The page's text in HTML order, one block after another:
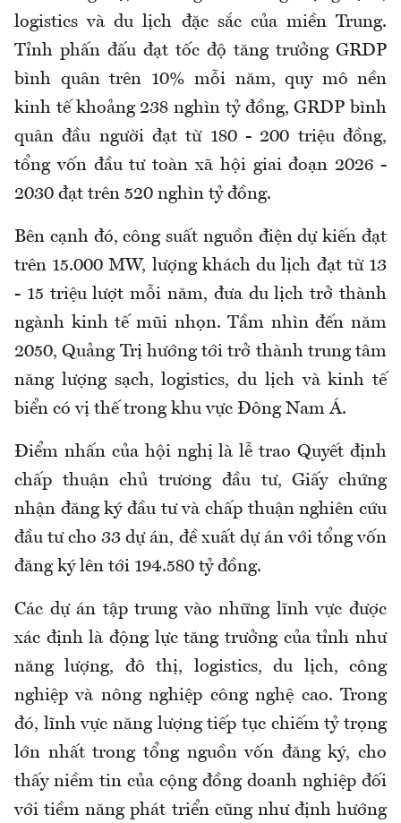
logistics và du lịch đặc sắc của miền Trung.
Tỉnh phấn đấu đạt tốc độ tăng trưởng GRDP
bình quân trên 10% mỗi năm, quy mô nền
kinh tế khoảng 238 nghìn tỷ đồng, GRDP bình
quân đầu người đạt từ 180 - 200 triệu đồng,
tổng vốn đầu tư toàn xã hội giai đoạn 2026 -
2030 đạt trên 520 nghìn tỷ đồng.
Bên cạnh đó, công suất nguồn điện dự kiến đạt
trên 15.000 MW, lượng khách du lịch đạt từ 13
- 15 triệu lượt mỗi năm, đưa du lịch trở thành
ngành kinh tế mũi nhọn. Tầm nhìn đến năm
2050, Quảng Trị hướng tới trở thành trung tâm
năng lượng sạch, logistics, du lịch và kinh tế
biển có vị thế trong khu vực Đông Nam Á.
Điểm nhấn của hội nghị là lễ trao Quyết định
chấp thuận chủ trương đầu tư, Giấy chứng
nhận đăng ký đầu tư và chấp thuận nghiên cứu
đầu tư cho 33 dự án, đề xuất dự án với tổng vốn
đăng ký lên tới 194.580 tỷ đồng.
Các dự án tập trung vào những lĩnh vực được
xác định là động lực tăng trưởng của tỉnh như
năng lượng, đô thị, logistics, du lịch, công
nghiệp và nông nghiệp công nghệ cao. Trong
đó, lĩnh vực năng lượng tiếp tục chiếm tỷ trọng
lớn nhất trong tổng nguồn vốn đăng ký, cho
thấy niềm tin của cộng đồng doanh nghiệp đối
với tiềm năng phát triển cũng như định hướng